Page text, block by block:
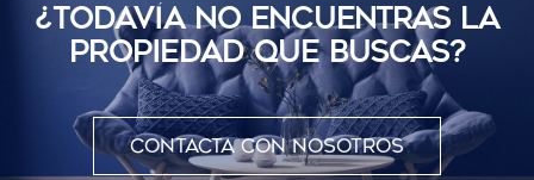
¿TODAVÍ­A NO ENCUENTRAS LA
PROPIEDAD QUE BUSCAS?
Contacta con nosotros